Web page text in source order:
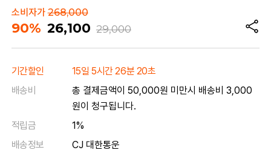
소비자가268,000
90% 26,100 29,000
기간할인
15일 5시간 26분 20초
배송비
총 결제금액이 50,000원 미만시 배송비 3,000
원이 청구됩니다.
적립금
1%
배송정보
CJ 대한통운